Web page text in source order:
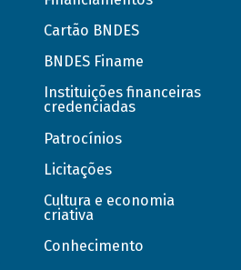
Cartão BNDES
BNDES Finame
Instituições financeiras
credenciadas
Patrocínios
Licitações
Cultura e economia
criativa
Conhecimento